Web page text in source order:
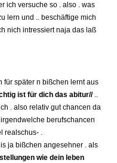
ich versuche so . also . was
lern und .. beschäftige mich
nich intressiert naja das laß
für später n bißchen lernt aus
ist für dich das abitur//..
. also relativ gut chancen da
berufschancen
realschus- .
ja bißchen angesehner . als
wie dein leben